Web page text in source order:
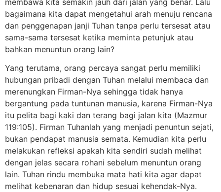
bagaimana kita dapat mengetahui arah menuju rencana
dan penggenapan janji Tuhan tanpa perlu tersesat atau
sama-sama tersesat ketika meminta petunjuk atau
bahkan menuntun orang lain?
Yang terutama, orang percaya sangat perlu memiliki
hubungan pribadi dengan Tuhan melalui membaca dan
merenungkan Firman-Nya sehingga tidak hanya
bergantung pada tuntunan manusia, karena Firman-Nya
itu pelita bagi kaki dan terang bagi jalan kita (Mazmur
119:105). Firman Tuhanlah yang menjadi penuntun sejati,
bukan pendapat manusia semata. Kemudian kita perlu
melakukan refleksi apakah kita sendiri sudah melihat
dengan jelas secara rohani sebelum menuntun orang
lain. Tuhan rindu membuka mata hati kita agar dapat
melihat kebenaran dan hidup sesuai kehendak-Nya.